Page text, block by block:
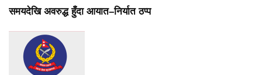
समयदेखि अवरुद्ध हुँदा आयात–निर्यात ठप्प